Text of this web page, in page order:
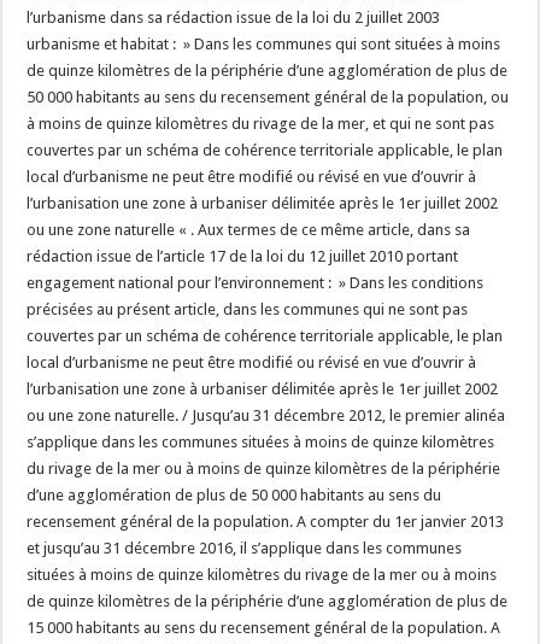
l’urbanisme dans sa rédaction issue de la loi du 2 juillet 2003
urbanisme et habitat : » Dans les communes qui sont situées à moins
de quinze kilomètres de la périphérie d’une agglomération de plus de
50 000 habitants au sens du recensement général de la population, ou
à moins de quinze kilomètres du rivage de la mer, et qui ne sont pas
couvertes par un schéma de cohérence territoriale applicable, le plan
local d’urbanisme ne peut être modifié ou révisé en vue d’ouvrir à
l’urbanisation une zone à urbaniser délimitée après le 1er juillet 2002
ou une zone naturelle « . Aux termes de ce même article, dans sa
rédaction issue de l’article 17 de la loi du 12 juillet 2010 portant
engagement national pour l’environnement : » Dans les conditions
précisées au présent article, dans les communes qui ne sont pas
couvertes par un schéma de cohérence territoriale applicable, le plan
local d’urbanisme ne peut être modifié ou révisé en vue d’ouvrir à
l’urbanisation une zone à urbaniser délimitée après le 1er juillet 2002
ou une zone naturelle. / Jusqu’au 31 décembre 2012, le premier alinéa
s’applique dans les communes situées à moins de quinze kilomètres
du rivage de la mer ou à moins de quinze kilomètres de la périphérie
d’une agglomération de plus de 50 000 habitants au sens du
recensement général de la population. A compter du 1er janvier 2013
et jusqu’au 31 décembre 2016, il s’applique dans les communes
situées à moins de quinze kilomètres du rivage de la mer ou à moins
de quinze kilomètres de la périphérie d’une agglomération de plus de
15 000 habitants au sens du recensement général de la population. A